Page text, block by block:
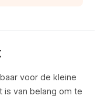
voor de kleine
is van belang om te